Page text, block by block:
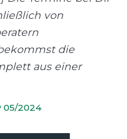
von
die
aus einer
05/2024